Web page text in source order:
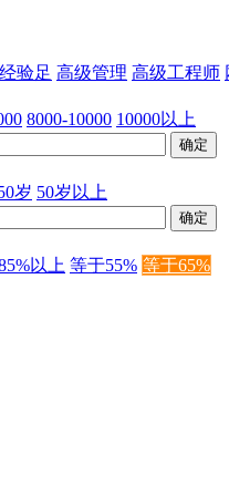
经验足 高级管理 高级工程师
8000-10000 10000以上
岁 50岁以上
以上 等于55% 等于65%